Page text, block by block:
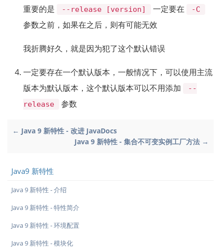
重要的是
--release [version] 一定要在 -C
参数之前，如果在之后，则有可能无效
我折腾好久，就是因为犯了这个默认错误
一定要存在一个默认版本，一般情况下，可以使用主流
版本为默认版本，这个默认版本可以不用添加
--
release
参数
← Java 9 新特性 - 改进 JavaDocs
Java 9 新特性 - 集合不可变实例工厂方法 →
Java9 新特性
Java 9 新特性 - 介绍
Java 9 新特性 - 特性简介
Java 9 新特性 - 环境配置
Java 9 新特性 - 模块化